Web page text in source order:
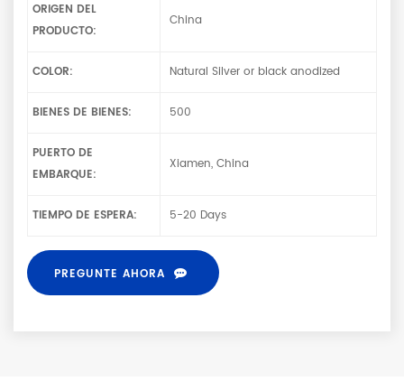
ORIGEN DEL
PRODUCTO:
China
COLOR: Natural Silver or black anodized
BIENES DE BIENES: 500
PUERTO DE
EMBARQUE:
Xiamen, China
TIEMPO DE ESPERA: 5-20 Days
PREGUNTE AHORA